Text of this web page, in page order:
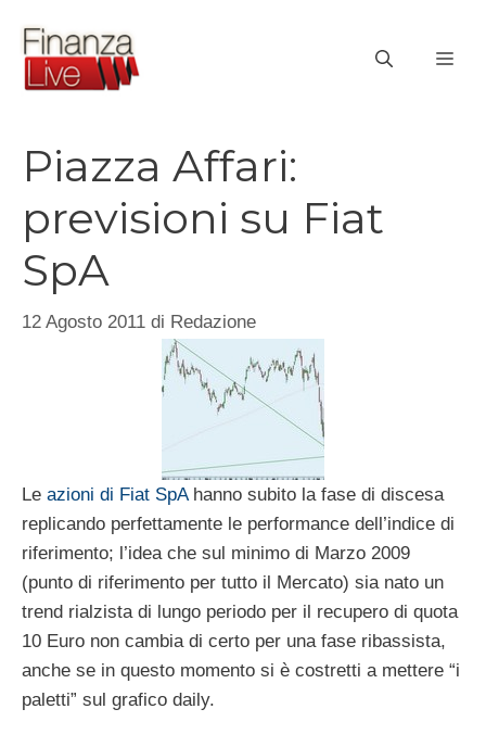
contenuto
Piazza Affari:
previsioni su Fiat
SpA
12 Agosto 2011 di Redazione
Le azioni di Fiat SpAhanno subito la fase di discesa
replicando perfettamente le performance dell’indice di
riferimento; l’idea che sul minimo di Marzo 2009
(punto di riferimento per tutto il Mercato) sia nato un
trend rialzista di lungo periodo per il recupero di quota
10 Euro non cambia di certo per una fase ribassista,
anche se in questo momento si è costretti a mettere “i
paletti” sul grafico daily.